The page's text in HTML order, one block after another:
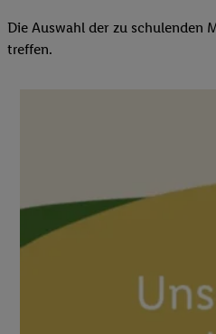
Die Auswahl der zu schulenden
treffen.